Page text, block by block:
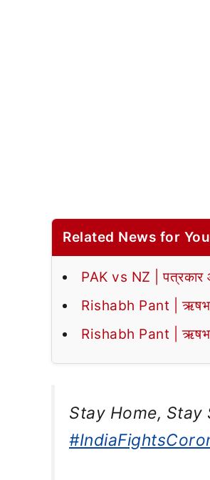
Related News for You
PAK vs NZ | पत्रकार
Rishabh Pant | ऋषभ
Rishabh Pant | ऋषभ
Stay Home, Stay